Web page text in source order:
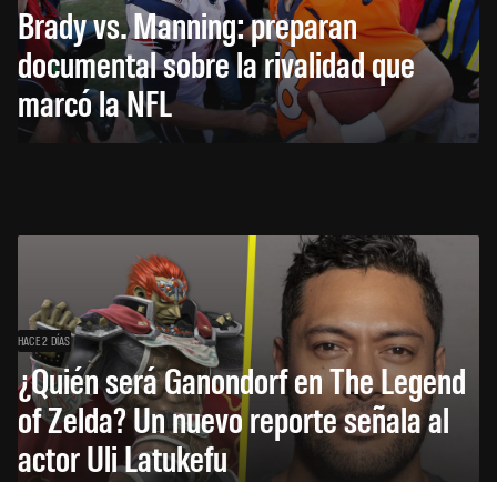
Brady vs. Manning: preparan
documental sobre la rivalidad que
marcó la NFL
HACE 2 DÍAS
¿Quién será Ganondorf en The Legend
of Zelda? Un nuevo reporte señala al
actor Uli Latukefu